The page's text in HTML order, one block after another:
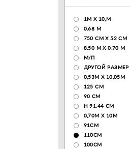
1М Х 10,М
0.68 M
750 CM X 52 CM
8.50 М X 0.70 М
М/П
ДРУГОЙ РАЗМЕР
0,53М Х 10,05М
125 CM
90 СМ
H 91.44 CM
0,70М Х 10М
91СМ
110CM
100CM